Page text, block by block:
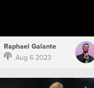
Raphael Galante
Aug 6 2023